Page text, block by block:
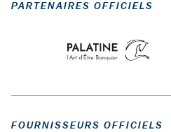
PARTENAIRES OFFICIELS
FOURNISSEURS OFFICIELS